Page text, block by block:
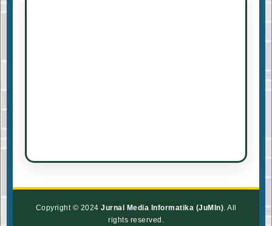
Copyright © 2024 Jurnal Media Informatika (JuMIn). All
rights reserved.